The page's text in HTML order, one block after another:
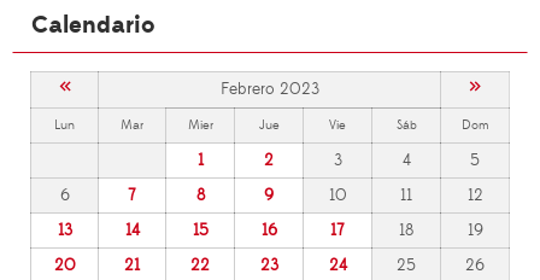
Calendario
« Febrero 2023 »
Lun Mar Mier Jue Vie Sáb Dom
1 2 3 4
5
6
7 8 9 10 11
12
13
14 15 16 17 18
19
20
21 22 23 24 25
26